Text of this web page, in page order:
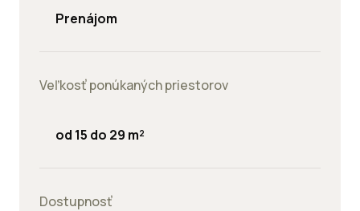
Prenájom
Veľkosť ponúkaných priestorov
od 15 do 29 m²
Dostupnosť